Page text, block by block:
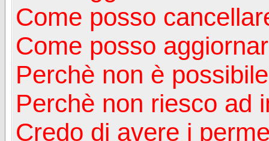
Come posso
Come posso
Perchè non è
Perchè non riesco ad
Credo di avere i